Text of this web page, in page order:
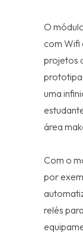
O
com Wifi
projetos
uma
área
Com o
por
relés